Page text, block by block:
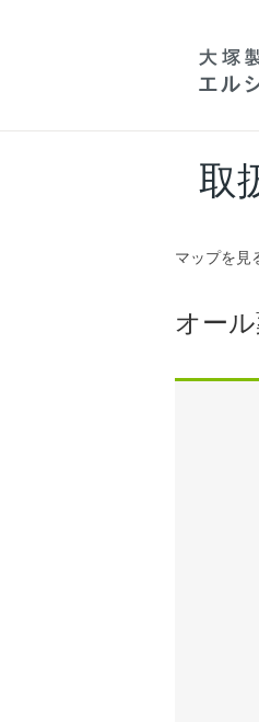
取
マップを見
オー